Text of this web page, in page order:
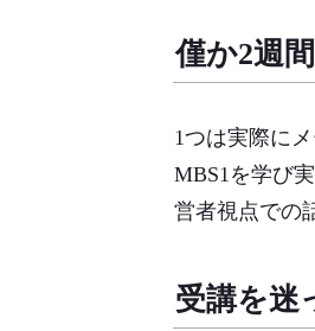
僅か2週
1つは実際に
MBS1を学び
営者視点での
受講を迷